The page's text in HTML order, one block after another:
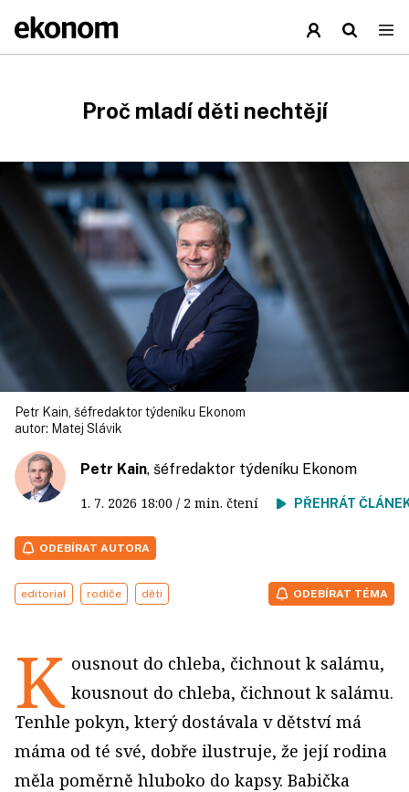
Proč mladí děti nechtějí
Petr Kain, šéfredaktor týdeníku Ekonom
autor: Matej Slávik
Petr Kain, šéfredaktor týdeníku Ekonom
1. 7. 2026 18:00 / 2 min. čtení PŘEHRÁT
ODEBÍRAT AUTORA
editorial rodiče děti ODEBÍRAT TÉMA
K ousnout do chleba, čichnout k salámu,
kousnout do chleba, čichnout k salámu.
Tenhle pokyn, který dostávala v dětství má
máma od té své, dobře ilustruje, že její rodina
měla poměrně hluboko do kapsy. Babička